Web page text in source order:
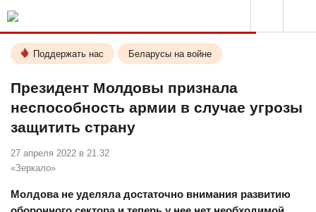
Поддержать нас Беларусы на войне
Президент Молдовы признала
неспособность армии в случае угрозы
защитить страну
27 апреля 2022 в 21.32
«Зеркало»
Молдова не уделяла достаточно внимания развитию